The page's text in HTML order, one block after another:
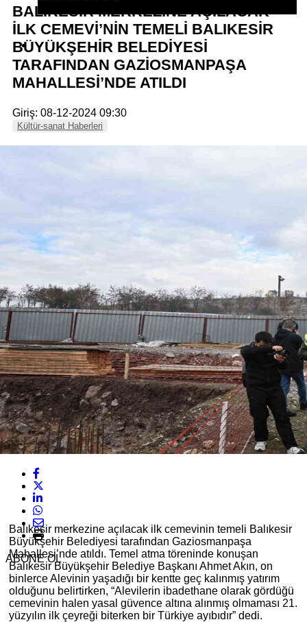
KÜNYE
BALIKESİR MERKEZİNE AÇILACAK
İLK CEMEVİ’NİN TEMELİ BALIKESİR
BÜYÜKŞEHİR BELEDİYESİ
TARAFINDAN GAZİOSMANPAŞA
MAHALLESİ’NDE ATILDI
Giriş: 08-12-2024 09:30
Kültür-sanat Haberleri
ABONE OL
Balıkesir merkezine açılacak ilk cemevinin temeli Balıkesir
Büyükşehir Belediyesi tarafından Gaziosmanpaşa
Mahallesi’nde atıldı. Temel atma töreninde konuşan
Balıkesir Büyükşehir Belediye Başkanı Ahmet Akın, on
binlerce Alevinin yaşadığı bir kentte geç kalınmış yatırım
olduğunu belirtirken, “Alevilerin ibadethane olarak gördüğü
cemevinin halen yasal güvence altına alınmış olmaması 21.
yüzyılın ilk çeyreği biterken bir Türkiye ayıbıdır” dedi.